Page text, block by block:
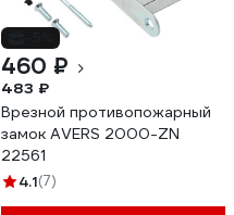
460 ₽
483 ₽
Врезной противопожарный
замок AVERS 2000-ZN
22561
4.1(7)